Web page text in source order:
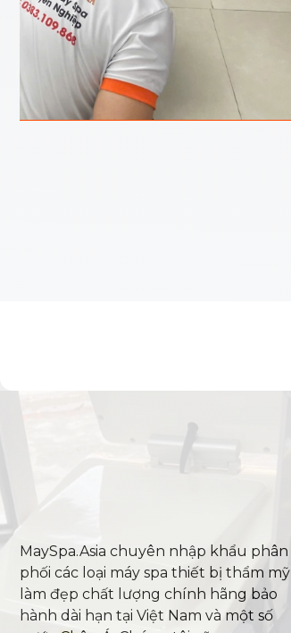
MaySpa.Asia chuyên nhập khẩu phân
phối các loại máy spa thiết bị thẩm mỹ
làm đẹp chất lượng chính hãng bảo
hành dài hạn tại Việt Nam và một số